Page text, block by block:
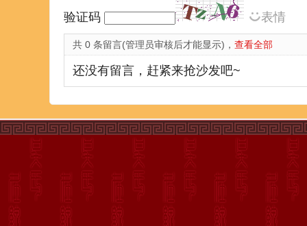
验证码 表情
共 0 条留言(管理员审核后才能显示)， 查看全部
还没有留言，赶紧来抢沙发吧~